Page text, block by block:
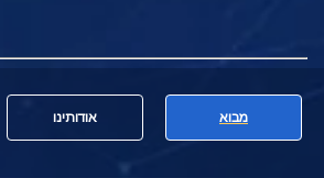
מבוא אודותינו